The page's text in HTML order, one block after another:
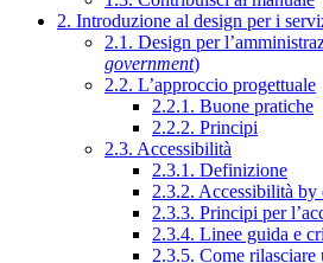
2. Introduzione al design per i
2.1. Design per
government)
2.2. L’approccio progettuale
2.2.1. Buone pratiche
2.2.2. Principi
2.3. Accessibilità
2.3.1. Definizione
2.3.2. Accessibilità by
2.3.3. Principi per
2.3.4. Linee guida e
2.3.5. Come